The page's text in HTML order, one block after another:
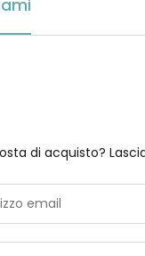
di acquisto?